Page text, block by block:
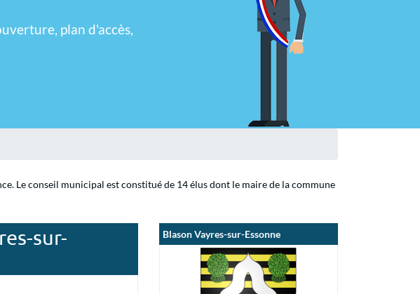
plan d'accès,
Le conseil municipal est constitué de 14 élus dont le maire de la commune
sur-
Blason Vayres-sur-Essonne